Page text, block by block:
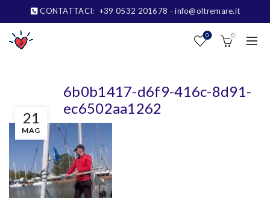
CONTATTACI: +39 0532 201678 - info@oltremare.it
0 0
21
MAG
6b0b1417-d6f9-416c-8d91-
ec6502aa1262